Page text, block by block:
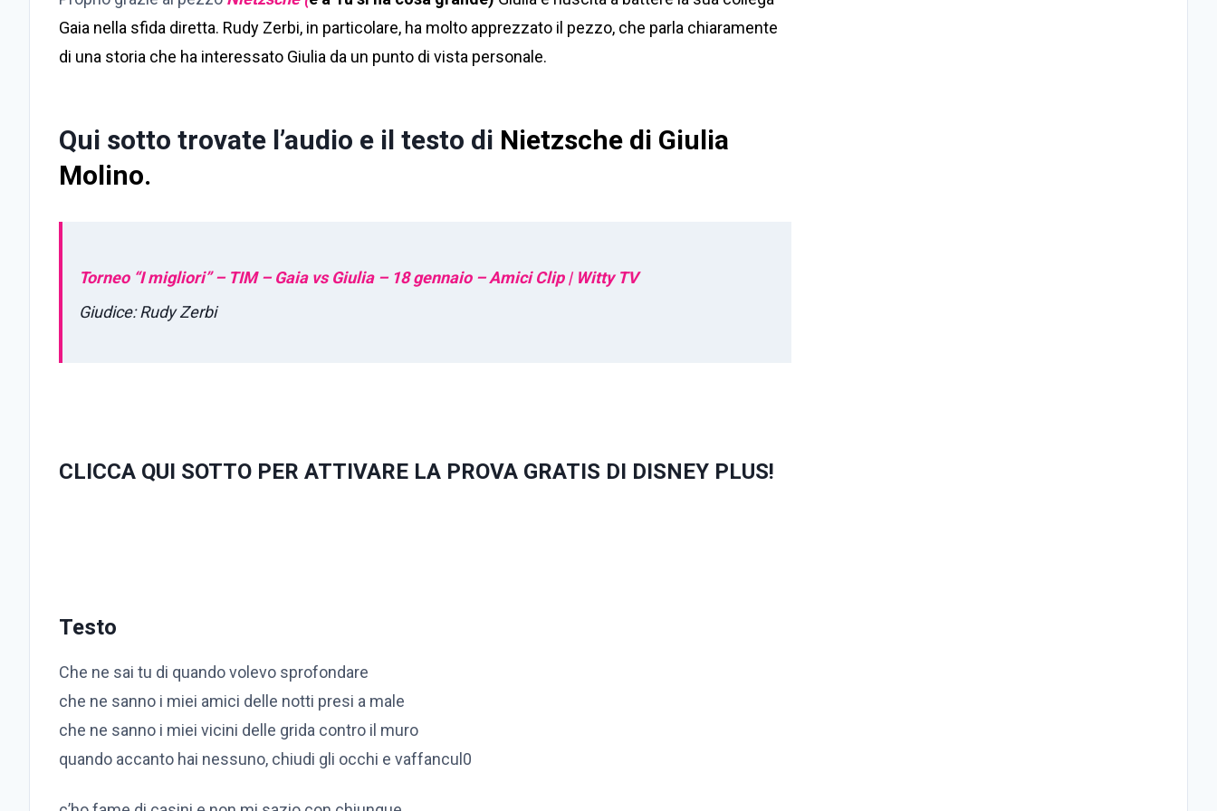
Gaia nella sfida diretta. Rudy Zerbi, in particolare, ha molto apprezzato il pezzo, che parla chiaramente
di una storia che ha interessato Giulia da un punto di vista personale.
Qui sotto trovate l’audio e il testo di Nietzsche di Giulia
Molino.
Torneo “I migliori” – TIM – Gaia vs Giulia – 18 gennaio – Amici Clip | Witty TV
Giudice: Rudy Zerbi
CLICCA QUI SOTTO PER ATTIVARE LA PROVA GRATIS DI DISNEY PLUS!
Testo
Che ne sai tu di quando volevo sprofondare
che ne sanno i miei amici delle notti presi a male
che ne sanno i miei vicini delle grida contro il muro
quando accanto hai nessuno, chiudi gli occhi e vaffancul0